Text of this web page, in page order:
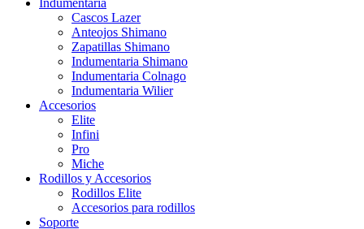
Indumentaria
Cascos Lazer
Anteojos Shimano
Zapatillas Shimano
Indumentaria Shimano
Indumentaria Colnago
Indumentaria Wilier
Accesorios
Elite
Infini
Pro
Miche
Rodillos y Accesorios
Rodillos Elite
Accesorios para rodillos
Soporte